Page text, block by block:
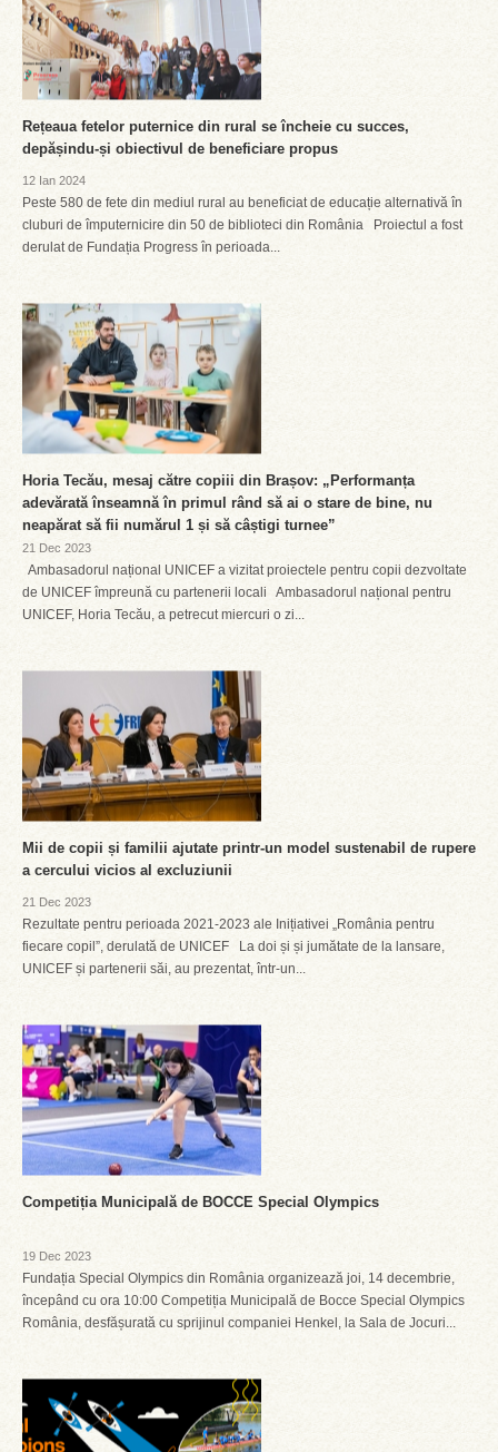
Rețeaua fetelor puternice din rural se încheie cu succes,
depășindu-și obiectivul de beneficiare propus
12 Ian 2024
Peste 580 de fete din mediul rural au beneficiat de educație alternativă în
cluburi de împuternicire din 50 de biblioteci din România Proiectul a fost
derulat de Fundația Progress în perioada...
Horia Tecău, mesaj către copiii din Brașov: „Performanța
adevărată înseamnă în primul rând să ai o stare de bine, nu
neapărat să fii numărul 1 și să câștigi turnee”
21 Dec 2023
Ambasadorul național UNICEF a vizitat proiectele pentru copii dezvoltate
de UNICEF împreună cu partenerii locali Ambasadorul național pentru
UNICEF, Horia Tecău, a petrecut miercuri o zi...
Mii de copii și familii ajutate printr-un model sustenabil de rupere
a cercului vicios al excluziunii
21 Dec 2023
Rezultate pentru perioada 2021-2023 ale Inițiativei „România pentru
fiecare copil”, derulată de UNICEF La doi și și jumătate de la lansare,
UNICEF și partenerii săi, au prezentat, într-un...
Competiția Municipală de BOCCE Special Olympics
19 Dec 2023
Fundația Special Olympics din România organizează joi, 14 decembrie,
începând cu ora 10:00 Competiția Municipală de Bocce Special Olympics
România, desfășurată cu sprijinul companiei Henkel, la Sala de Jocuri...